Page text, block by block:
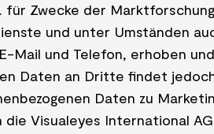
Zwecke der
und unter Umständen
Mail und Telefon, erhoben
Daten an Dritte findet
Daten zu
Visualeyes International